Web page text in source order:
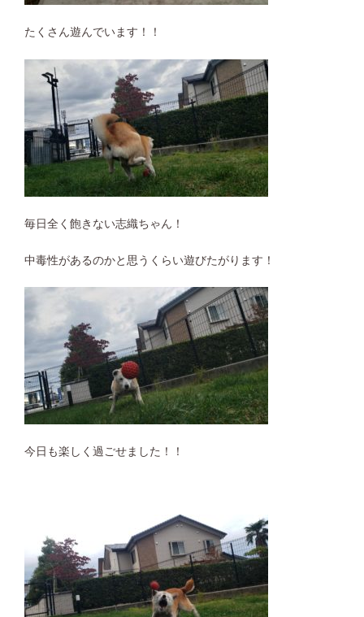
たくさん遊んでいます！！
毎日全く飽きない志織ちゃん！
中毒性があるのかと思うくらい遊びたがります！
今日も楽しく過ごせました！！